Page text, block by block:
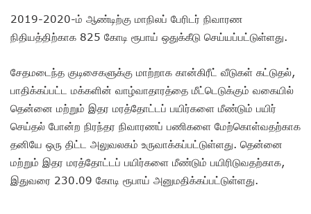
2019-2020-ம் ஆண்டிற்கு மாநிலப் பேரிடர் நிவாரண
நிதியத்திற்காக 825 கோடி ரூபாய் ஒதுக்கீடு செய்யப்பட்டுள்ளது.
சேதமடைந்த குடிசைகளுக்கு மாற்றாக கான்கிரீட் வீடுகள் கட்டுதல்,
பாதிக்கப்பட்ட மக்களின் வாழ்வாதாரத்தை மீட்டெடுக்கும் வகையில்
தென்னை மற்றும் இதர மரத்தோட்டப் பயிர்களை மீண்டும் பயிர்
செய்தல் போன்ற நிரந்தர நிவாரணப் பணிகளை மேற்கொள்வதற்காக
தனியே ஒரு திட்ட அலுவலகம் உருவாக்கப்பட்டுள்ளது. தென்னை
மற்றும் இதர மரத்தோட்டப் பயிர்களை மீண்டும் பயிரிடுவதற்காக,
இதுவரை 230.09 கோடி ரூபாய் அனுமதிக்கப்பட்டுள்ளது.